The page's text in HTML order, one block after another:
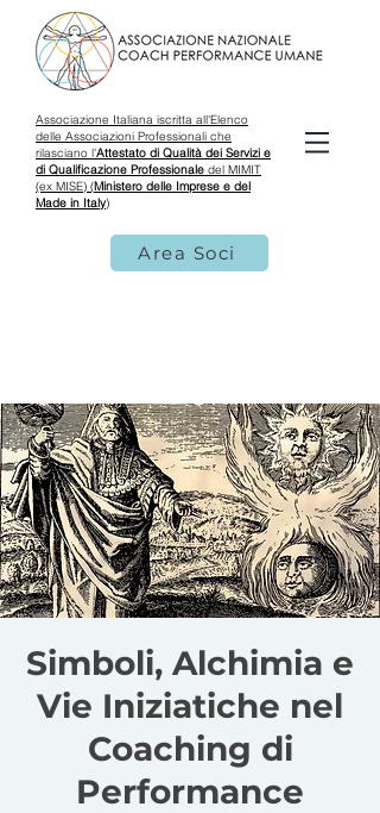
Associazione Italiana iscritta all'Elenco
delle Associazioni Professionali che
rilasciano l'Attestato di Qualità dei Servizi e
di Qualificazione Professionale del MIMIT
(ex MISE) (Ministero delle Imprese e del
Made in Italy)
Area Soci
Simboli, Alchimia e
Vie Iniziatiche nel
Coaching di
Performance